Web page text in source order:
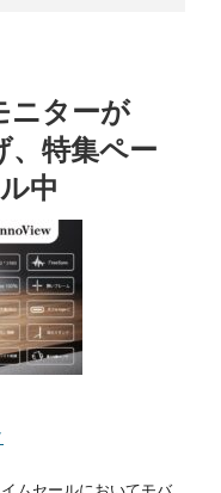
ニターが
、特集ペー
中